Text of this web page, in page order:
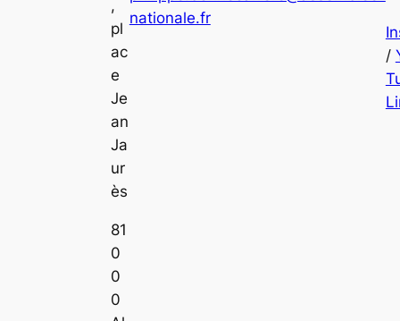
,
pl
ac
e
Je
an
Ja
ur
ès
81
0
0
0
nationale.fr
/